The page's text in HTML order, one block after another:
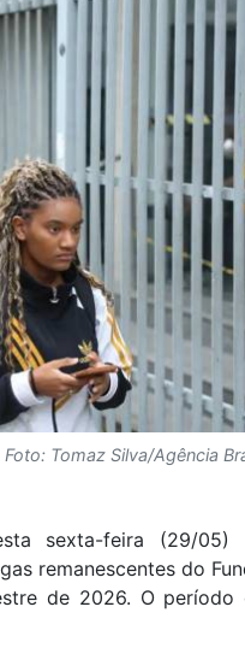
Foto: Tomaz Silva/Agência
sexta-feira (29/05)
remanescentes do
de 2026. O período